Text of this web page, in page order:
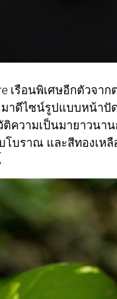
เรือนพิเศษอีกตัวจา
มาดีไซน์รูปแบบหน้าปั
วามเป็นมายาวนาน
บราณ และสีทองเหลื